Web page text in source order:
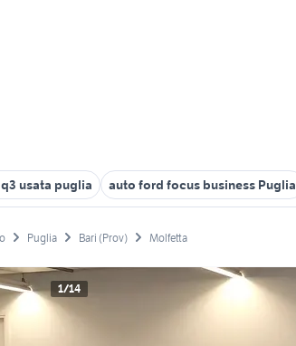
usata puglia auto ford focus business Puglia
Puglia Bari (Prov) Molfetta
1/14